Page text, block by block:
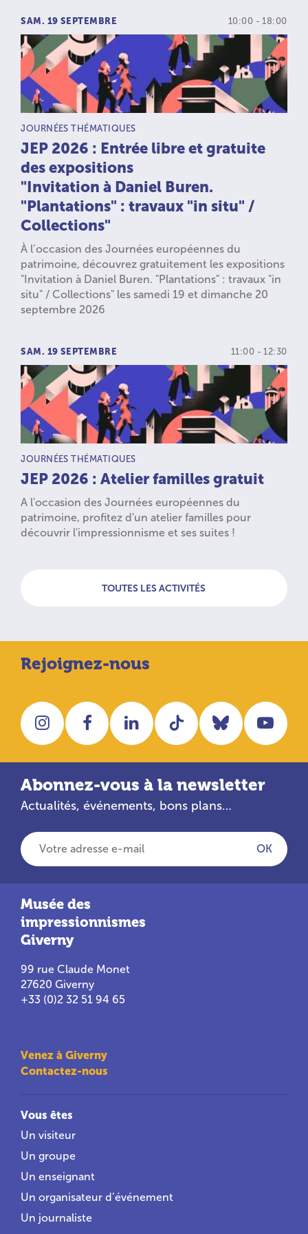
SAM. 19 SEPTEMBRE 10:00 - 18:00
TYPE D’ACTIVITÉ :
JOURNÉES THÉMATIQUES
JEP 2026 : Entrée libre et gratuite
des expositions
"Invitation à Daniel Buren.
"Plantations" : travaux "in situ" /
Collections"
À l’occasion des Journées européennes du
patrimoine, découvrez gratuitement les expositions
"Invitation à Daniel Buren. "Plantations" : travaux "in
situ" / Collections" les samedi 19 et dimanche 20
septembre 2026
SAM. 19 SEPTEMBRE 11:00 - 12:30
TYPE D’ACTIVITÉ :
JOURNÉES THÉMATIQUES
JEP 2026 : Atelier familles gratuit
A l'occasion des Journées européennes du
patrimoine, profitez d'un atelier familles pour
découvrir l'impressionnisme et ses suites !
TOUTES LES ACTIVITÉS
Rejoignez-nous
InstagramFacebookLinkedInTiktok Bluesky
Abonnez-vous à la newsletter
Actualités, événements, bons plans…
Votre adresse e-mail
OK
Musée des
impressionnismes
Giverny
99 rue Claude Monet
27620 Giverny
+33 (0)2 32 51 94 65
Venez à Giverny
Contactez-nous
Vous êtes
Un visiteur
Un groupe
Un enseignant
Un organisateur d’événement
Un journaliste